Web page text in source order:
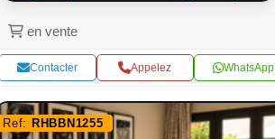
en vente
Contacter Appelez WhatsApp
Ref: RHBBN1255